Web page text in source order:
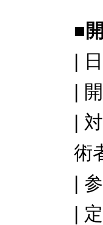
■
|
|
|
術
|
|